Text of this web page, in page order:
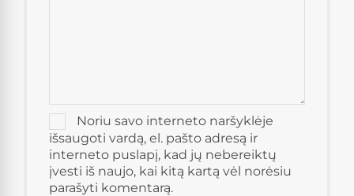
Noriu savo interneto naršyklėje
išsaugoti vardą, el. pašto adresą ir
interneto puslapį, kad jų nebereiktų
įvesti iš naujo, kai kitą kartą vėl norėsiu
parašyti komentarą.